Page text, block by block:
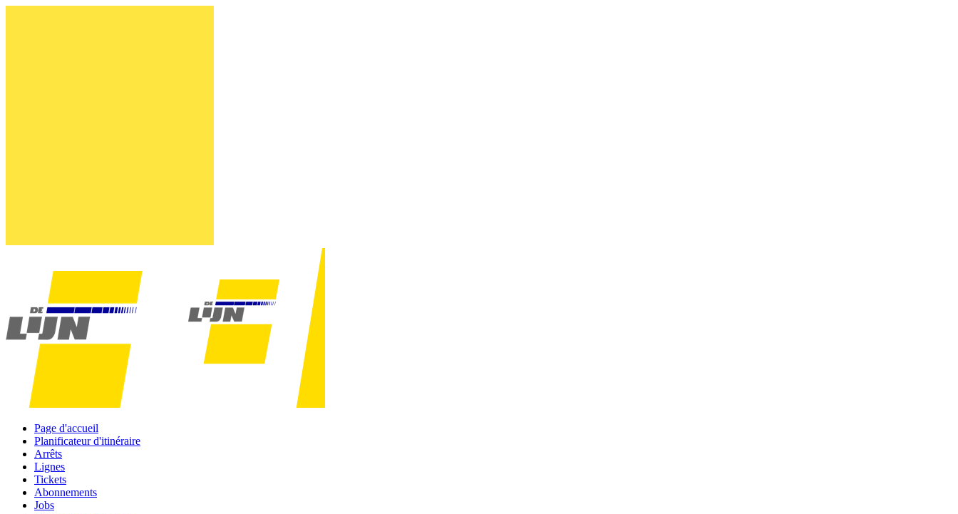
Page d'accueil
Planificateur d'itinéraire
Arrêts
Lignes
Tickets
Abonnements
Jobs